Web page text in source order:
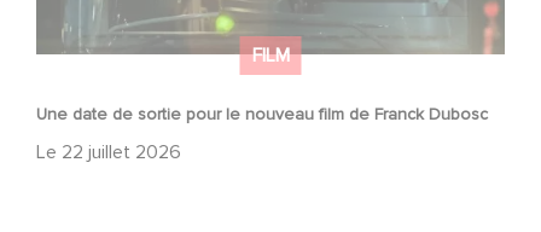
FILM
Une date de sortie pour le nouveau film de Franck Dubosc
Le 22 juillet 2026